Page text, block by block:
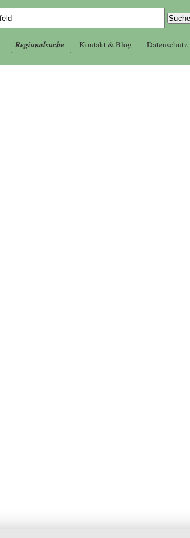
Regionalsuche Kontakt & Blog Datenschutz